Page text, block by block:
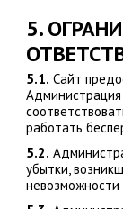
5.
5.1. Сайт
Администрация
работать
5.2.
убытки,
невозможности